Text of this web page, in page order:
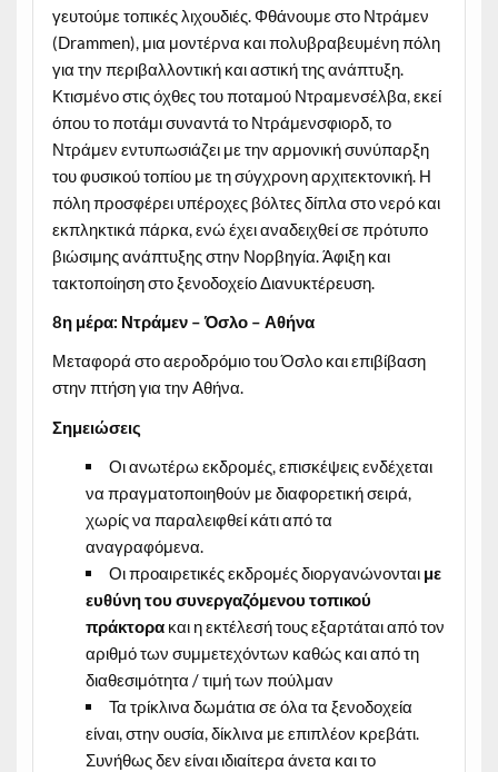
γευτούμε τοπικές λιχουδιές. Φθάνουμε στο Ντράμεν
(Drammen), μια μοντέρνα και πολυβραβευμένη πόλη
για την περιβαλλοντική και αστική της ανάπτυξη.
Κτισμένο στις όχθες του ποταμού Ντραμενσέλβα, εκεί
όπου το ποτάμι συναντά το Ντράμενσφιορδ, το
Ντράμεν εντυπωσιάζει με την αρμονική συνύπαρξη
του φυσικού τοπίου με τη σύγχρονη αρχιτεκτονική. Η
πόλη προσφέρει υπέροχες βόλτες δίπλα στο νερό και
εκπληκτικά πάρκα, ενώ έχει αναδειχθεί σε πρότυπο
βιώσιμης ανάπτυξης στην Νορβηγία. Άφιξη και
τακτοποίηση στο ξενοδοχείο Διανυκτέρευση.
8η μέρα: Ντράμεν – Όσλο – Αθήνα
Μεταφορά στο αεροδρόμιο του Όσλο και επιβίβαση
στην πτήση για την Αθήνα.
Σημειώσεις
Οι ανωτέρω εκδρομές, επισκέψεις ενδέχεται
να πραγματοποιηθούν με διαφορετική σειρά,
χωρίς να παραλειφθεί κάτι από τα
αναγραφόμενα.
Οι προαιρετικές εκδρομές διοργανώνονται με
ευθύνη του συνεργαζόμενου τοπικού
πράκτορακαι η εκτέλεσή τους εξαρτάται από τον
αριθμό των συμμετεχόντων καθώς και από τη
διαθεσιμότητα / τιμή των πούλμαν
Τα τρίκλινα δωμάτια σε όλα τα ξενοδοχεία
είναι, στην ουσία, δίκλινα με επιπλέον κρεβάτι.
Συνήθως δεν είναι ιδιαίτερα άνετα και το